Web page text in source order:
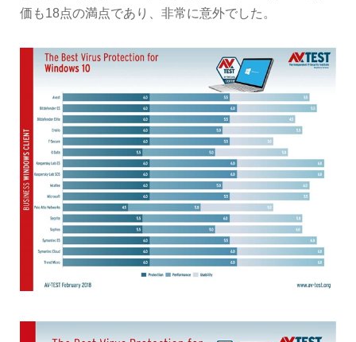
価も18点の満点であり、非常に意外でした。